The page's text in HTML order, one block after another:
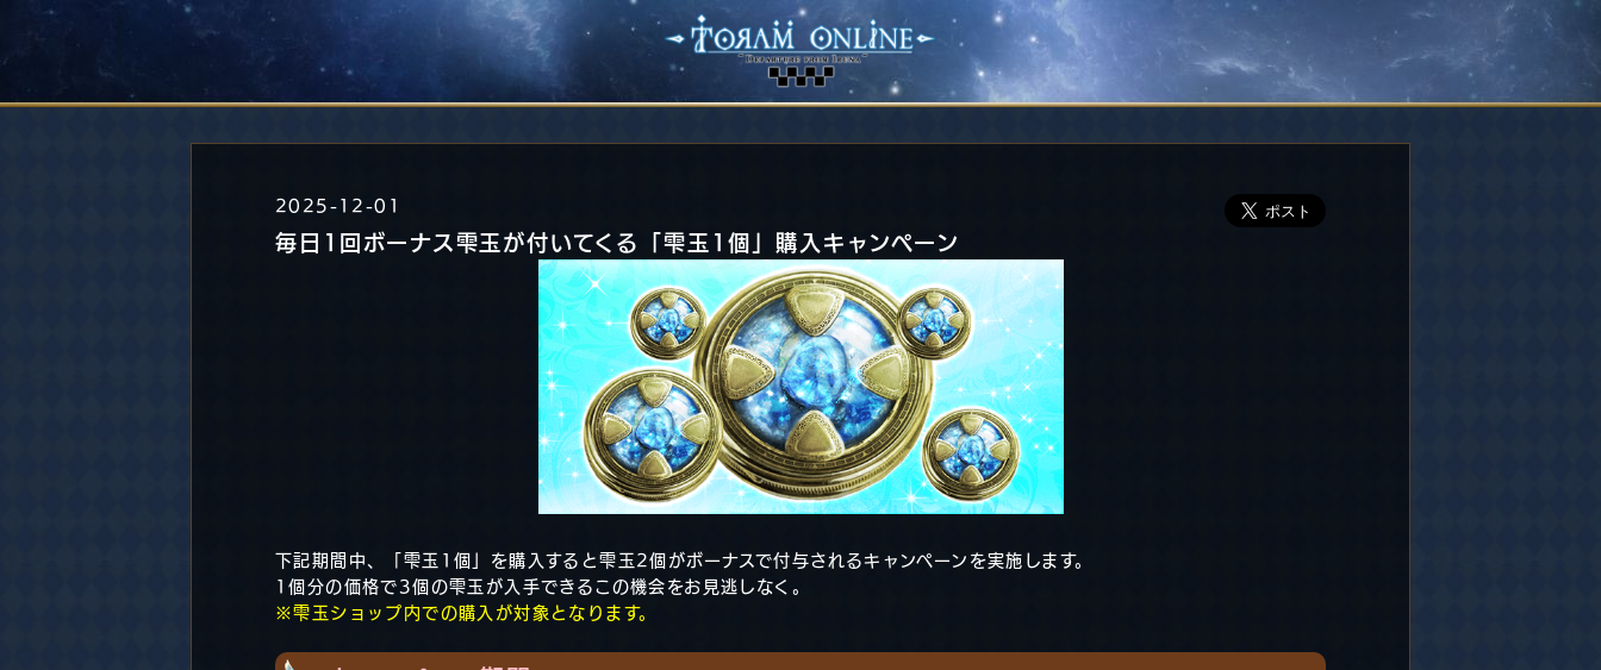
2025-12-01
毎日1回ボーナス雫玉が付いてくる「雫玉1個」購入キャンペーン
下記期間中、「雫玉1個」を購入すると雫玉2個がボーナスで付与されるキャンペーンを実施します。
1個分の価格で3個の雫玉が入手できるこの機会をお見逃しなく。
※雫玉ショップ内での購入が対象となります。